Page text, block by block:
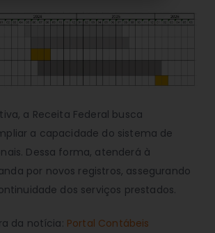
a Receita Federal busca
a capacidade do sistema de
Dessa forma, atenderá à
por novos registros, assegurando
dos serviços prestados.
da notícia: Portal Contábeis